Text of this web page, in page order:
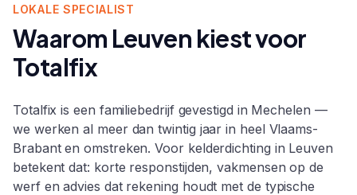
LOKALE SPECIALIST
Waarom Leuven kiest voor
Totalfix
Totalfix is een familiebedrijf gevestigd in Mechelen —
we werken al meer dan twintig jaar in heel Vlaams-
Brabanten omstreken. Voor kelderdichting in Leuven
betekent dat: korte responstijden, vakmensen op de
werf en advies dat rekening houdt met de typische